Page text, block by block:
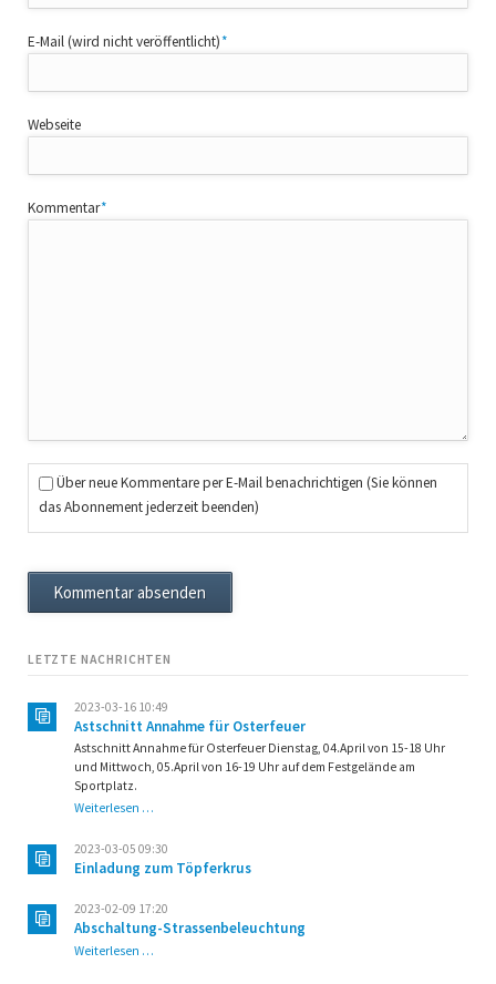
Pflichtfeld
E-Mail (wird nicht veröffentlicht)*
Webseite
Pflichtfeld
Kommentar*
Über neue Kommentare per E-Mail benachrichtigen (Sie können
das Abonnement jederzeit beenden)
Kommentar absenden
LETZTE NACHRICHTEN
2023-03-16 10:49
Astschnitt Annahme für Osterfeuer
Astschnitt Annahme für Osterfeuer Dienstag, 04.April von 15-18 Uhr
und Mittwoch, 05.April von 16-19 Uhr auf dem Festgelände am
Sportplatz.
Weiterlesen …Astschnitt
für
Osterfeuer
2023-03-05 09:30
Einladung zum Töpferkrus
2023-02-09 17:20
Abschaltung-Strassenbeleuchtung
Weiterlesen …